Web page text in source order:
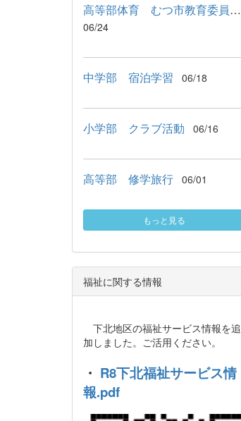
高等部体育 むつ市教育委員会教育長来校
06/24
中学部 宿泊学習 06/18
小学部 クラブ活動 06/16
高等部 修学旅行 06/01
もっと見る
福祉に関する情報
下北地区の福祉サービス情報を追
加しました。ご活用ください。
・ R8下北福祉サービス情
報.pdf